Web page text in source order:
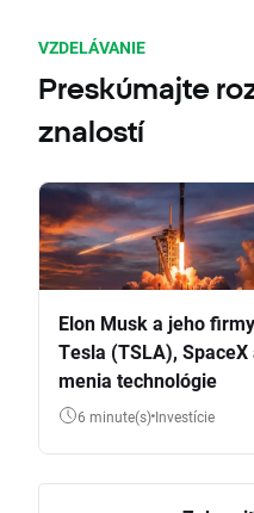
VZDELÁVANIE
Preskúmajte
znalostí
Elon Musk a jeho
Tesla (TSLA), SpaceX
menia technológie
6 minute(s) Investície